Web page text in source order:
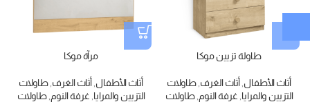
طاولة تزيين موكا
أثاث الأطفال أثاث الغرف طاولات
التزيين والمرايا غرفة النوم ,طاولات
مرآة موكا
أثاث الأطفال أثاث الغرف طاولات
التزيين والمرايا غرفة النوم ,طاولات